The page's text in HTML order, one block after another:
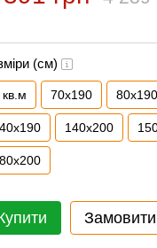
(см)
кв.м 70x190 80x190
140x200